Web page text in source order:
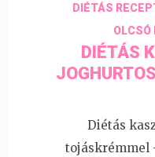
DIÉTÁS
OLCSÓ
DIÉTÁS
Diétás
tojáskrémmel